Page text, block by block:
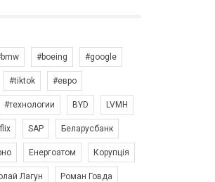
#boeing #google
#tiktok #евро
#технологии BYD LVMH
SAP Беларусбанк
Енергоатом Корупція
Лагун Роман Говда